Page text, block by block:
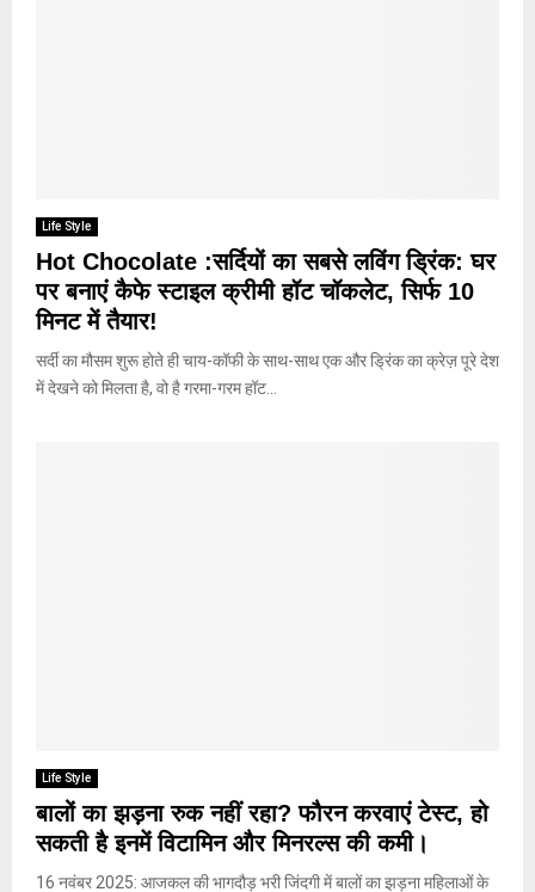
Life Style
Hot Chocolate :सर्दियों का सबसे लविंग ड्रिंक: घर
पर बनाएं कैफे स्टाइल क्रीमी हॉट चॉकलेट, सिर्फ 10
मिनट में तैयार!
सर्दी का मौसम शुरू होते ही चाय-कॉफी के साथ-साथ एक और ड्रिंक का क्रेज़ पूरे देश
में देखने को मिलता है, वो है गरमा-गरम हॉट...
Life Style
बालों का झड़ना रुक नहीं रहा? फौरन करवाएं टेस्ट, हो
सकती है इनमें विटामिन और मिनरल्स की कमी।
16 नवंबर 2025: आजकल की भागदौड़ भरी जिंदगी में बालों का झड़ना महिलाओं के